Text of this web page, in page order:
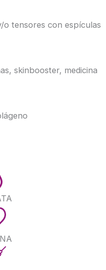
o tensores con espículas
skinbooster, medicina